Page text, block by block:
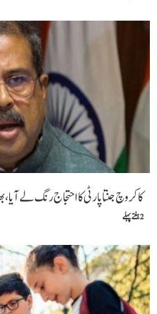
کاکروچ جنتا پارٹی کا احتجاج رنگ لے
2 ہفتے پہلے